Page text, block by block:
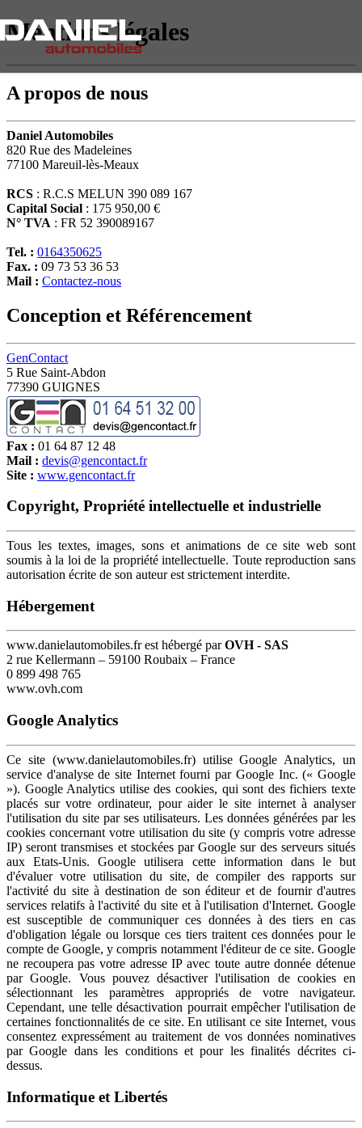
Mentions légales
A propos de nous
Daniel Automobiles
820 Rue des Madeleines
77100 Mareuil-lès-Meaux
RCS : R.C.S MELUN 390 089 167
Capital Social : 175 950,00 €
N° TVA : FR 52 390089167
Tel. : 0164350625
Fax. : 09 73 53 36 53
Mail : Contactez-nous
Conception et Référencement
GenContact
5 Rue Saint-Abdon
77390 GUIGNES
Fax : 01 64 87 12 48
Mail : devis@gencontact.fr
Site : www.gencontact.fr
Copyright, Propriété intellectuelle et industrielle
Tous les textes, images, sons et animations de ce site web sont
soumis à la loi de la propriété intellectuelle. Toute reproduction sans
autorisation écrite de son auteur est strictement interdite.
Hébergement
www.danielautomobiles.fr est hébergé parOVH - SAS
2 rue Kellermann – 59100 Roubaix – France
0 899 498 765
www.ovh.com
Google Analytics
Ce site (www.danielautomobiles.fr) utilise Google Analytics, un
service d'analyse de site Internet fourni par Google Inc. (« Google
»). Google Analytics utilise des cookies, qui sont des fichiers texte
placés sur votre ordinateur, pour aider le site internet à analyser
l'utilisation du site par ses utilisateurs. Les données générées par les
cookies concernant votre utilisation du site (y compris votre adresse
IP) seront transmises et stockées par Google sur des serveurs situés
aux Etats-Unis. Google utilisera cette information dans le but
d'évaluer votre utilisation du site, de compiler des rapports sur
l'activité du site à destination de son éditeur et de fournir d'autres
services relatifs à l'activité du site et à l'utilisation d'Internet. Google
est susceptible de communiquer ces données à des tiers en cas
d'obligation légale ou lorsque ces tiers traitent ces données pour le
compte de Google, y compris notamment l'éditeur de ce site. Google
ne recoupera pas votre adresse IP avec toute autre donnée détenue
par Google. Vous pouvez désactiver l'utilisation de cookies en
sélectionnant les paramètres appropriés de votre navigateur.
Cependant, une telle désactivation pourrait empêcher l'utilisation de
certaines fonctionnalités de ce site. En utilisant ce site Internet, vous
consentez expressément au traitement de vos données nominatives
par Google dans les conditions et pour les finalités décrites ci-
dessus.
Informatique et Libertés